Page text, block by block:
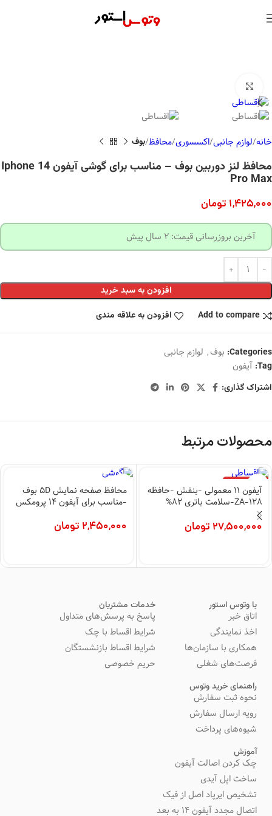
خانه لوازم جانبی اکسسوری محافظ بوف
محافظ لنز دوربین بوف – مناسب برای گوشی آیفون Iphone 14
Pro Max
1,425,000 تومان
آخرین بروزرسانی قیمت: 2 سال پیش
افزودن به سبد خرید
Add to compare
افزودن به علاقه مندی
Categories: بوف, لوازم جانبی
Tag: آیفون
اشتراک گذاری:
محصولات مرتبط
آیفون 11 معمولی -بنفش -حافظه
128-ZA-سلامت باتری 82%
(کارکرده)
27,500,000 تومان
محافظ صفحه نمایش 5D بوف
-مناسب برای آیفون 14 پرومکس
2,450,000 تومان
با وتوس استور
اتاق خبر
اخذ نمایندگی
همکاری با سازمان‌ها
فرصت‌های شغلی
خدمات مشتریان
پاسخ به پرسش‌های متداول
شرایط اقساط با چک
شرایط اقساط بازنشستگان
حریم خصوصی
راهنمای خرید وتوس
نحوه ثبت سفارش
رویه ارسال سفارش
شیوه‌های پرداخت
آموزش
چک کردن اصالت آیفون
ساخت اپل آیدی
تشخیص ایرپاد اصل از فیک
اتصال مجدد آیفون 14 به بعد